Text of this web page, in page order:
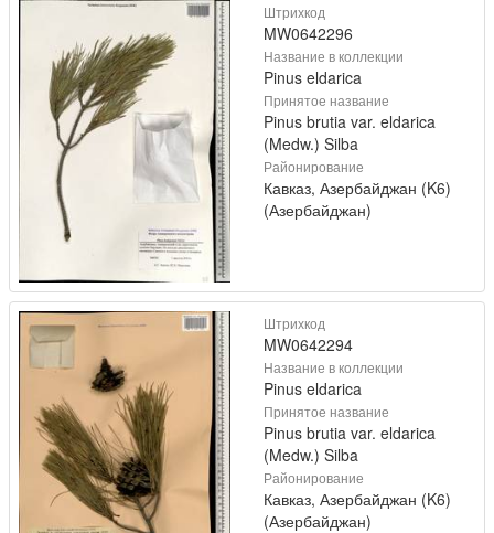
Штрихкод
MW0642296
Название в коллекции
Pinus eldarica
Принятое название
Pinus brutia var. eldarica
(Medw.) Silba
Районирование
Кавказ, Азербайджан (K6)
(Азербайджан)
Штрихкод
MW0642294
Название в коллекции
Pinus eldarica
Принятое название
Pinus brutia var. eldarica
(Medw.) Silba
Районирование
Кавказ, Азербайджан (K6)
(Азербайджан)